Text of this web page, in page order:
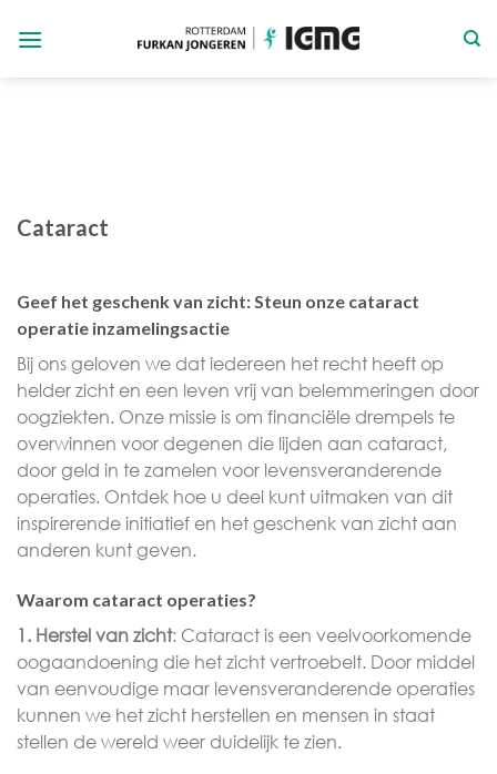
naar
Cataract
Geef het geschenk van zicht: Steun onze cataract
operatie inzamelingsactie
Bij ons geloven we dat iedereen het recht heeft op
helder zicht en een leven vrij van belemmeringen door
oogziekten. Onze missie is om financiële drempels te
overwinnen voor degenen die lijden aan cataract,
door geld in te zamelen voor levensveranderende
operaties. Ontdek hoe u deel kunt uitmaken van dit
inspirerende initiatief en het geschenk van zicht aan
anderen kunt geven.
Waarom cataract operaties?
1. Herstel van zicht: Cataract is een veelvoorkomende
oogaandoening die het zicht vertroebelt. Door middel
van eenvoudige maar levensveranderende operaties
kunnen we het zicht herstellen en mensen in staat
stellen de wereld weer duidelijk te zien.